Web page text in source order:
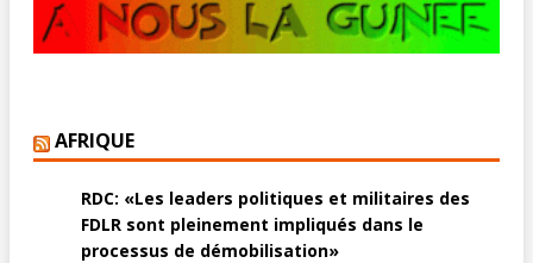
AFRIQUE
RDC: «Les leaders politiques et militaires des
FDLR sont pleinement impliqués dans le
processus de démobilisation»